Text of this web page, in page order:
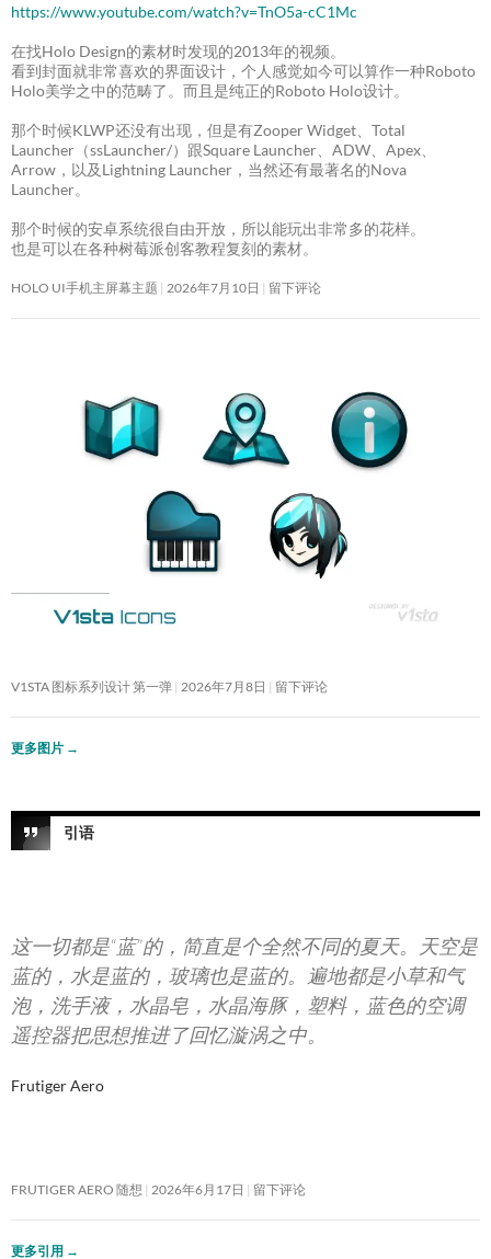
https://www.youtube.com/watch?v=TnO5a-cC1Mc
在找Holo Design的素材时发现的2013年的视频。
看到封面就非常喜欢的界面设计，个人感觉如今可以算作一种Roboto
Holo美学之中的范畴了。而且是纯正的Roboto Holo设计。
那个时候KLWP还没有出现，但是有Zooper Widget、Total
Launcher（ssLauncher/）跟Square Launcher、ADW、Apex、
Arrow，以及Lightning Launcher，当然还有最著名的Nova
Launcher。
那个时候的安卓系统很自由开放，所以能玩出非常多的花样。
也是可以在各种树莓派创客教程复刻的素材。
HOLO UI手机主屏幕主题 2026年7月10日 留下评论
V1STA 图标系列设计 第一弹 2026年7月8日 留下评论
更多图片 →
引语
这一切都是“蓝”的，简直是个全然不同的夏天。天空是
蓝的，水是蓝的，玻璃也是蓝的。遍地都是小草和气
泡，洗手液，水晶皂，水晶海豚，塑料，蓝色的空调
遥控器把思想推进了回忆漩涡之中。
Frutiger Aero
FRUTIGER AERO 随想 2026年6月17日 留下评论
更多引用 →